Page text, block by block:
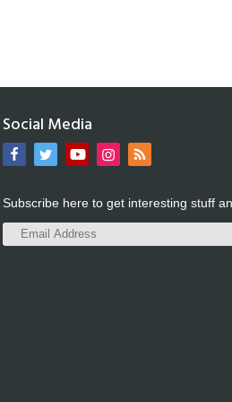
Social Media
Subscribe here to get interesting stuff